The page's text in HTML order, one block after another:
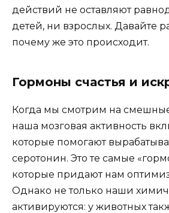
действий не оставляют
детей, ни взрослых. Давайте
почему же это происходит.
Гормоны счастья и
Когда мы смотрим на
наша мозговая активность
которые помогают
серотонин. Это те самые
которые придают нам
Однако не только наши
активируются: у животных